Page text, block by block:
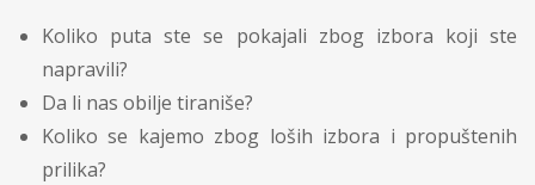
Koliko puta ste se pokajali zbog izbora koji ste
napravili?
Da li nas obilje tiraniše?
Koliko se kajemo zbog loših izbora i propuštenih
prilika?